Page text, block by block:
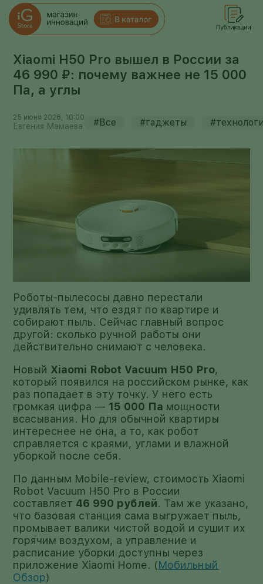
Xiaomi H50 Pro вышел в России за
46 990 ₽: почему важнее не 15 000
Па, а углы
25 июня 2026, 10:00
Евгения Мамаева #Все #гаджеты
Роботы-пылесосы давно перестали
удивлять тем, что ездят по квартире и
собирают пыль. Сейчас главный вопрос
другой: сколько ручной работы они
действительно снимают с человека.
Новый Xiaomi Robot Vacuum H50 Pro,
который появился на российском рынке, как
раз попадает в эту точку. У него есть
громкая цифра — 15 000 Па мощности
всасывания. Но для обычной квартиры
интереснее не она, а то, как робот
справляется с краями, углами и влажной
уборкой после себя.
По данным Mobile-review, стоимость Xiaomi
Robot Vacuum H50 Pro в России
составляет 46 990 рублей. Там же указано,
что базовая станция сама выгружает пыль,
промывает валики чистой водой и сушит их
горячим воздухом, а управление и
расписание уборки доступны через
приложение Xiaomi Home. (Мобильный
Обзор)